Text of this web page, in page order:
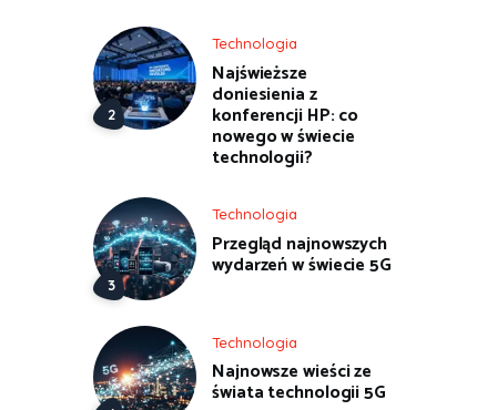
Technologia
Najświeższe
doniesienia z
konferencji HP: co
nowego w świecie
technologii?
Technologia
Przegląd najnowszych
wydarzeń w świecie 5G
Technologia
Najnowsze wieści ze
świata technologii 5G